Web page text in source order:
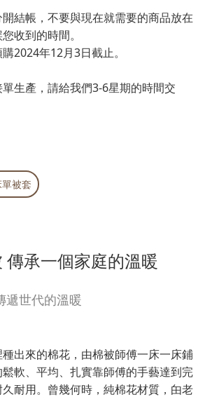
結帳，不要與現在就需要的商品放在
收到的時間。
2024年12月3日截止。
生產，請給我們3-6星期的時間交
被套
傳承一個家庭的溫暖
遞世代的溫暖
出來的棉花，由棉被師傅一床一床鋪
軟、平均、扎實靠師傅的手藝達到完
耐用。曾幾何時，純棉花材質，甶老